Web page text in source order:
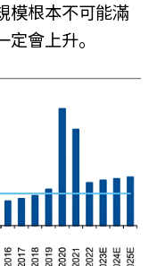
模根本不可能滿
會上升。